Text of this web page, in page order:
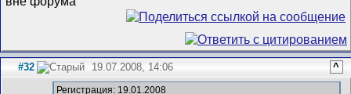
#32 19.07.2008, 14:06 ^
Регистрация: 19.01.2008